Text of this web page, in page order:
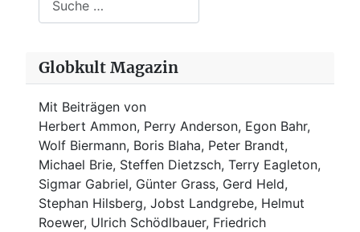
Globkult Magazin
Mit Beiträgen von
Herbert Ammon, Perry Anderson, Egon Bahr,
Wolf Biermann, Boris Blaha, Peter Brandt,
Michael Brie, Steffen Dietzsch, Terry Eagleton,
Sigmar Gabriel, Günter Grass, Gerd Held,
Stephan Hilsberg, Jobst Landgrebe, Helmut
Roewer, Ulrich Schödlbauer, Friedrich